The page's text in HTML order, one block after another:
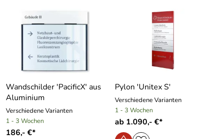
Wandschilder ′PacificX′ aus
Aluminium
Verschiedene Varianten
1 - 3 Wochen
186,- €*
Pylon ′Unitex S′
Verschiedene Varianten
1 - 3 Wochen
ab 1.090,- €*